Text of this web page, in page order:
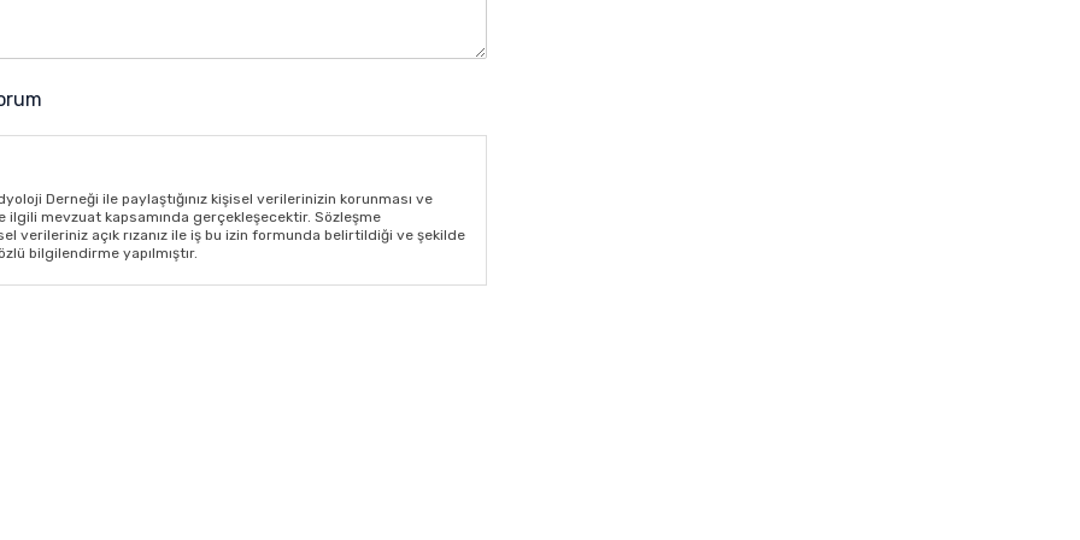
Derneği ile paylaştığınız kişisel verilerinizin korunması ve
ilgili mevzuat kapsamında gerçekleşecektir. Sözleşme
açık rızanız ile iş bu izin formunda belirtildiği ve şekilde
bilgilendirme yapılmıştır.
uygun olarak; Sizlerin beyanlarınıza istinaden veya
satış ve satış sonrası servis sözleşmesinin kurulması ve
ve devirlerinin yapılması, muhasebe kayıtlarının
müşteri talep ve şikâyetlerinin değerlendirilmesi, hukuki
ilgili mevzuattan doğan yükümlülüklere istinaden bilgi
veya bilimsel çalışmalar gibi, iş ilişkilerimizin ve insan